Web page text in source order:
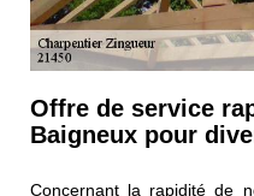
Offre de service
Baigneux pour
Concernant la rapidité de